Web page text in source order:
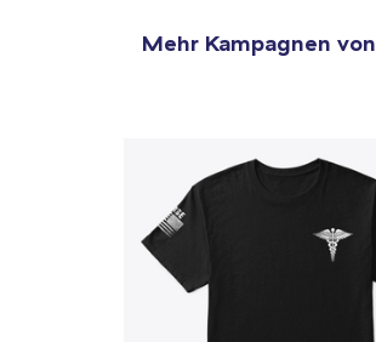
Mehr Kampagnen von